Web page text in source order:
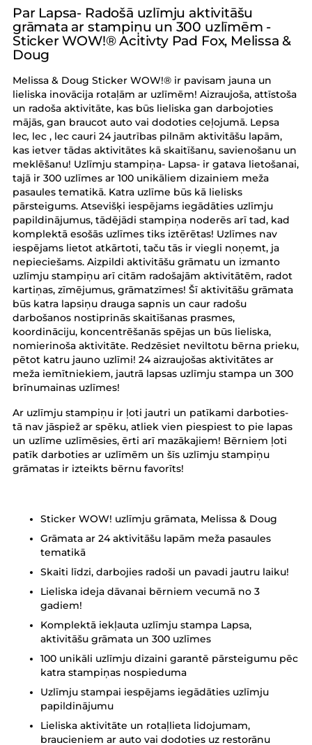
Produkta
pievienošana
grozam
Par Lapsa- Radošā uzlīmju aktivitāšu
grāmata ar stampiņu un 300 uzlīmēm -
Sticker WOW!® Acitivty Pad Fox, Melissa &
Doug
Melissa & Doug Sticker WOW!® ir pavisam jauna un
lieliska inovācija rotaļām ar uzlīmēm! Aizraujoša, attīstoša
un radoša aktivitāte, kas būs lieliska gan darbojoties
mājās, gan braucot auto vai dodoties ceļojumā. Lepsa
lec, lec , lec cauri 24 jautrības pilnām aktivitāšu lapām,
kas ietver tādas aktivitātes kā skaitīšanu, savienošanu un
meklēšanu! Uzlīmju stampiņa- Lapsa- ir gatava lietošanai,
tajā ir 300 uzlīmes ar 100 unikāliem dizainiem meža
pasaules tematikā. Katra uzlīme būs kā lielisks
pārsteigums. Atsevišķi iespējams iegādāties uzlīmju
papildinājumus, tādējādi stampiņa noderēs arī tad, kad
komplektā esošās uzlīmes tiks iztērētas! Uzlīmes nav
iespējams lietot atkārtoti, taču tās ir viegli noņemt, ja
nepieciešams. Aizpildi aktivitāšu grāmatu un izmanto
uzlīmju stampiņu arī citām radošajām aktivitātēm, radot
kartiņas, zīmējumus, grāmatzīmes! Šī aktivitāšu grāmata
būs katra lapsiņu drauga sapnis un caur radošu
darbošanos nostiprinās skaitīšanas prasmes,
koordināciju, koncentrēšanās spējas un būs lieliska,
nomierinoša aktivitāte. Redzēsiet neviltotu bērna prieku,
pētot katru jauno uzlīmi! 24 aizraujošas aktivitātes ar
meža iemītniekiem, jautrā lapsas uzlīmju stampa un 300
brīnumainas uzlīmes!
Ar uzlīmju stampiņu ir ļoti jautri un patīkami darboties-
tā nav jāspiež ar spēku, atliek vien piespiest to pie lapas
un uzlīme uzlīmēsies, ērti arī mazākajiem! Bērniem ļoti
patīk darboties ar uzlīmēm un šīs uzlīmju stampiņu
grāmatas ir izteikts bērnu favorīts!
Sticker WOW! uzlīmju grāmata, Melissa & Doug
Grāmata ar 24 aktivitāšu lapām meža pasaules
tematikā
Skaiti līdzi, darbojies radoši un pavadi jautru laiku!
Lieliska ideja dāvanai bērniem vecumā no 3
gadiem!
Komplektā iekļauta uzlīmju stampa Lapsa,
aktivitāšu grāmata un 300 uzlīmes
100 unikāli uzlīmju dizaini garantē pārsteigumu pēc
katra stampiņas nospieduma
Uzlīmju stampai iespējams iegādāties uzlīmju
papildinājumu
Lieliska aktivitāte un rotaļlieta lidojumam,
braucieniem ar auto vai dodoties uz restorānu